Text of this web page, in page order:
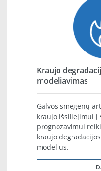
Kraujo
modeliavimas
Galvos smegenų
kraujo išsiliejimui į
prognozavimui
kraujo
modelius.